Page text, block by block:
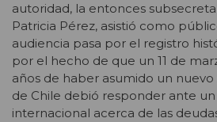
autoridad, la entonces
Patricia Pérez, asistió como
audiencia pasa por el registro
por el hecho de que un 11 de
años de haber asumido un
de Chile debió responder ante
internacional acerca de las